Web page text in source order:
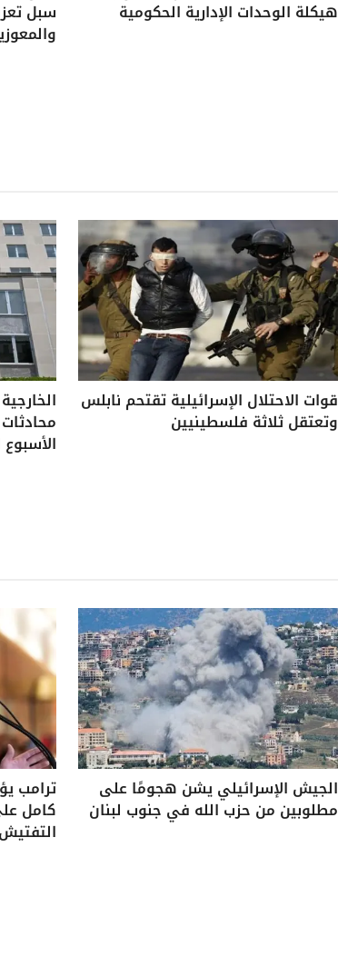
هيكلة الوحدات الإدارية الحكومية سبل
قوات الاحتلال الإسرائيلية تقتحم نابلس
وتعتقل ثلاثة فلسطينيين
الجيش الإسرائيلي يشن هجومًا على
مطلوبين من حزب الله في جنوب لبنان
ترامب
كامل